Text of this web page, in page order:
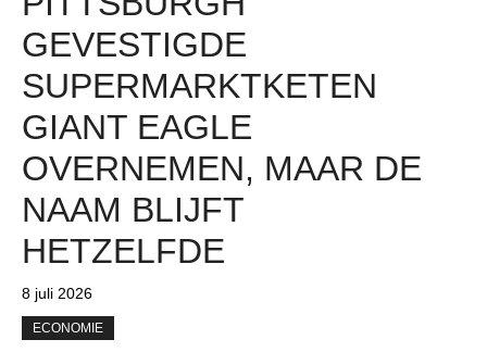
GEVESTIGDE
SUPERMARKTKETEN
GIANT EAGLE
OVERNEMEN, MAAR DE
NAAM BLIJFT
HETZELFDE
8 juli 2026
ECONOMIE